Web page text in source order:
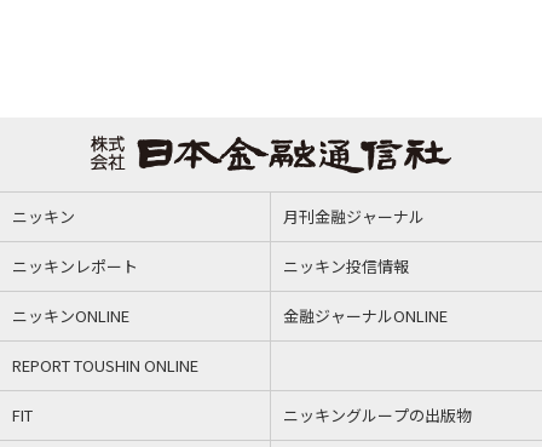
ニッキン 月刊金融ジャーナル
ニッキンレポート ニッキン投信情報
ニッキンONLINE 金融ジャーナルONLINE
REPORT TOUSHIN ONLINE
FIT ニッキングループの出版物